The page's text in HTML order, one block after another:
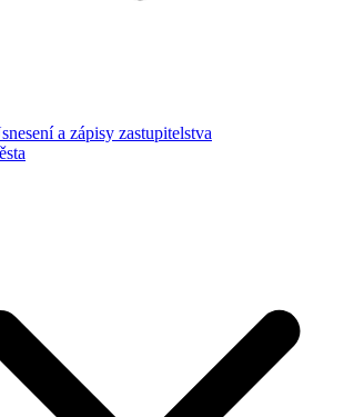
a zápisy zastupitelstva